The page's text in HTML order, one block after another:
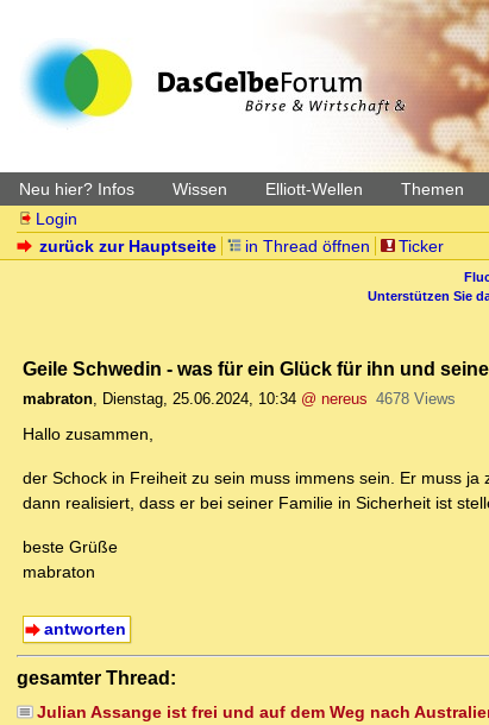
Neu hier? Infos Wissen Elliott-Wellen Themen
Login
zurück zur Hauptseite
in Thread öffnen Ticker
Unterstützen Sie
Geile Schwedin - was für ein Glück für ihn und
mabraton, Dienstag, 25.06.2024, 10:34 @ nereus 4678 Views
Hallo zusammen,
der Schock in Freiheit zu sein muss immens sein. Er muss
dann realisiert, dass er bei seiner Familie in Sicherheit ist
beste Grüße
mabraton
antworten
gesamter Thread:
Julian Assange ist frei und auf dem Weg nach